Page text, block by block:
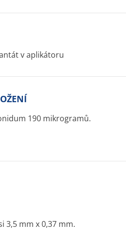
v aplikátoru
190 mikrogramů.
3,5 mm x 0,37 mm.